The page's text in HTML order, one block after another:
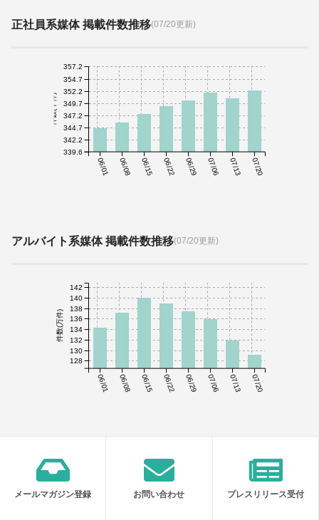
正社員系媒体 掲載件数推移(07/20更新)
06/01 06/08 06/15 06/22 06/29 07/06 07/13 07/20
件数(千件)
339.6
342.2
344.7
347.2
349.7
352.2
354.7
357.2
アルバイト系媒体 掲載件数推移(07/20更新)
06/01 06/08 06/15 06/22 06/29 07/06 07/13 07/20
件数(万件)
128
130
132
134
136
138
140
142
メールマガジン登録 お問い合わせ プレスリリース受付